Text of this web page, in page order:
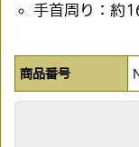
手首周り：約
商品番号